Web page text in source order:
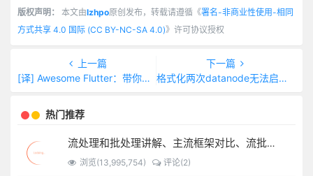
版权声明： 本文由lzhpo原创发布，转载请遵循《署名-非商业性使用-相同
方式共享 4.0 国际 (CC BY-NC-SA 4.0)》许可协议授权
上一篇
[译] Awesome Flutter：带你从入门到进阶的 Flutter 指南
下一篇
格式化两次datanode无法启动的解决办法
热门推荐
流处理和批处理讲解、主流框架对比、流批一体架构
浏览(13,995,754) 评论(2)